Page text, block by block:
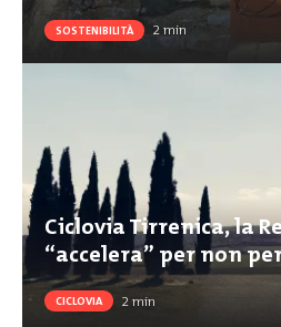
SOSTENIBILITÀ 2min
Ciclovia Tirrenica, la
“accelera” per non
CICLOVIA 2min